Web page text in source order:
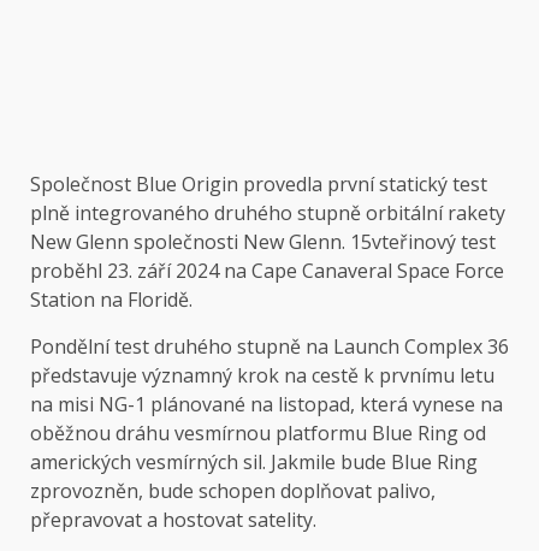
Společnost Blue Origin provedla první statický test
plně integrovaného druhého stupně orbitální rakety
New Glenn společnosti New Glenn. 15vteřinový test
proběhl 23. září 2024 na Cape Canaveral Space Force
Station na Floridě.
Pondělní test druhého stupně na Launch Complex 36
představuje významný krok na cestě k prvnímu letu
na misi NG-1 plánované na listopad, která vynese na
oběžnou dráhu vesmírnou platformu Blue Ring od
amerických vesmírných sil. Jakmile bude Blue Ring
zprovozněn, bude schopen doplňovat palivo,
přepravovat a hostovat satelity.